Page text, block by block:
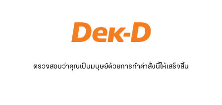
ตรวจสอบว่าคุณเป็นมนุษย์ด้วยการทำคำสั่งนี้ให้เสร็จสิ้น